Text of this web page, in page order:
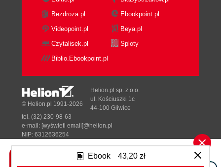
Ebook 43,20 zł
Bezdroza.pl
Ebookpoint.pl
Videopoint.pl
Beya.pl
Czytalisek.pl
Sploty
Biblio.Ebookpoint.pl
Tonik.pl
© Helion.pl 1991-2026
Helion.pl sp. z o.o.
ul. Kościuszki 1c
44-100 Gliwice
tel. (32) 230-98-63
e-mail: [wyświetl email]@helion.pl
NIP: 6312636254